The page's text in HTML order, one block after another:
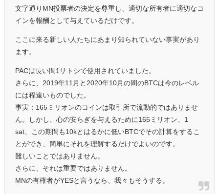
文字通りMN投票者の決定を尊重し、適切な所有者に適切なコ
インを報酬として与えているだけです。
ここに来る新しい人たちにあまり知られていない事実があり
ます。
PACは長い間1サトシで使用されていました。
さらに、2019年11月と2020年10月の間のBTCは今のレベル
には程遠いものでした。
事実：165ミリオンのコインは取引所で流動的ではありませ
ん。しかし、心の安らぎを与えるために165ミリオン、1
sat、この期間も10kとはるかに低いBTCでその計算をするこ
とができ、簡単にそれを理解するだけでよいのです。
難しいことではありません。
さらに、それは重要ではありません。
MNの有権者がYESと言うなら、我々もそうする。